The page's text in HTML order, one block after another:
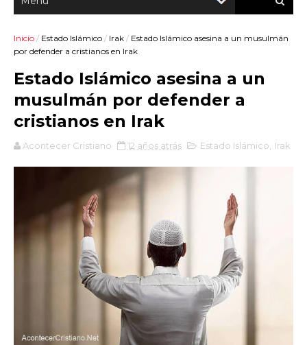
Inicio / Estado Islámico / Irak / Estado Islámico asesina a un musulmán
por defender a cristianos en Irak
Estado Islámico asesina a un
musulmán por defender a
cristianos en Irak
Acontecer Cristiano 12 años atrás Estado Islámico Irak